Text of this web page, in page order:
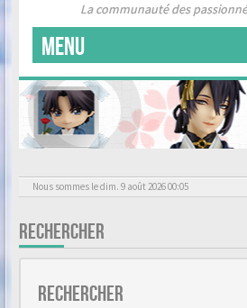
La communauté des
MENU
Nous sommes le dim. 9 août 2026 00:05
RECHERCHER
RECHERCHER